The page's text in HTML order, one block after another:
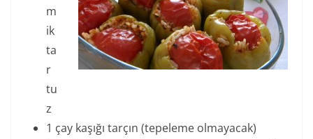
m
ik
ta
r
tu
z
1 çay kaşığı tarçın (tepeleme olmayacak)